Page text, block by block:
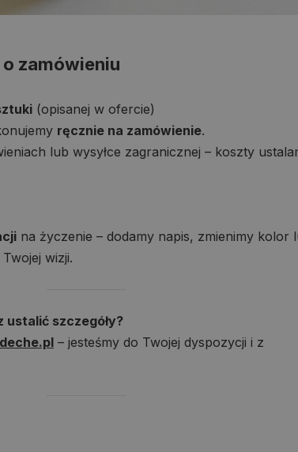
zamówieniu
(opisanej w ofercie)
ręcznie na zamówienie.
lub wysyłce zagranicznej – koszty
na życzenie – dodamy napis, zmienimy kolor
wizji.
ustalić szczegóły?
– jesteśmy do Twojej dyspozycji i z